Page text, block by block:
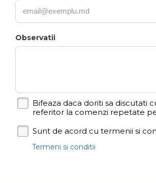
Observatii
Bifeaza daca doriti sa discutati
referitor la comenzi repetate
Sunt de acord cu termenii si
Termeni si conditii